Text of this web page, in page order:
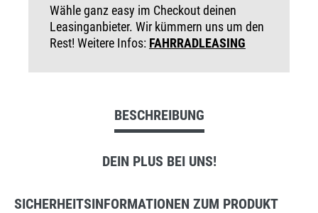
Wähle ganz easy im Checkout deinen
Leasinganbieter. Wir kümmern uns um den
Rest! Weitere Infos: FAHRRADLEASING
BESCHREIBUNG
DEIN PLUS BEI UNS!
SICHERHEITSINFORMATIONEN ZUM PRODUKT